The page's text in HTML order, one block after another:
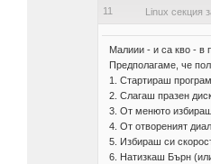
11 Linux секция
Малиии - и са кво - в
Предполагаме, че
1. Стартираш
2. Слагаш празен
3. От менюто
4. От отвореният
5. Избираш си
6. Натизкаш Бърн